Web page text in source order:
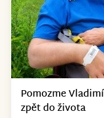
Pomozme
zpět do života